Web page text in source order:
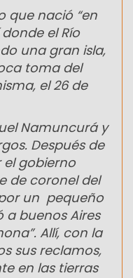
que nació “en
el Río
una gran isla,
toma del
el 26 de
Namuncurá y
Después de
gobierno
de coronel del
un pequeño
a buenos Aires
Allí, con la
sus reclamos,
en las tierras